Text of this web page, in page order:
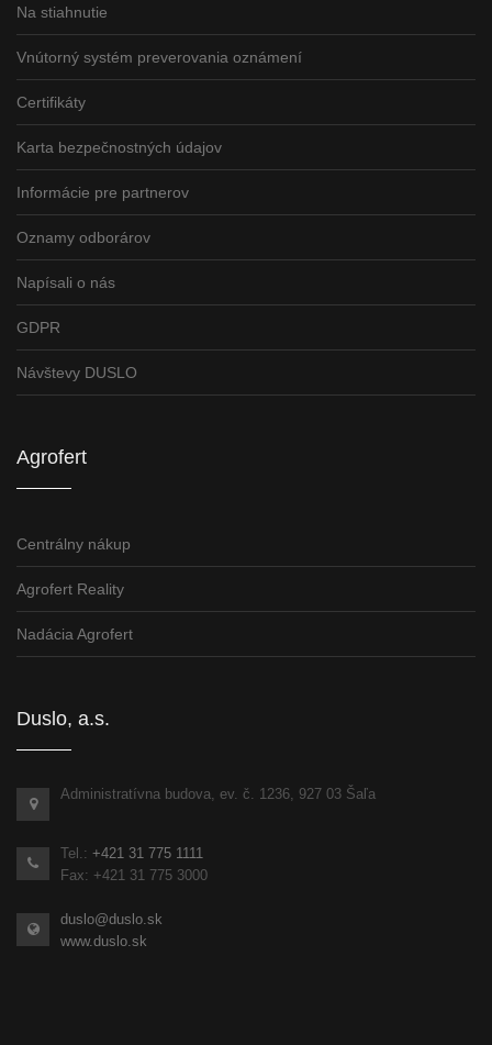
Na stiahnutie
Vnútorný systém preverovania oznámení
Certifikáty
Karta bezpečnostných údajov
Informácie pre partnerov
Oznamy odborárov
Napísali o nás
GDPR
Návštevy DUSLO
Agrofert
Centrálny nákup
Agrofert Reality
Nadácia Agrofert
Duslo, a.s.
Administratívna budova, ev. č. 1236, 927 03 Šaľa
Tel.: +421 31 775 1111
Fax: +421 31 775 3000
duslo@duslo.sk
www.duslo.sk